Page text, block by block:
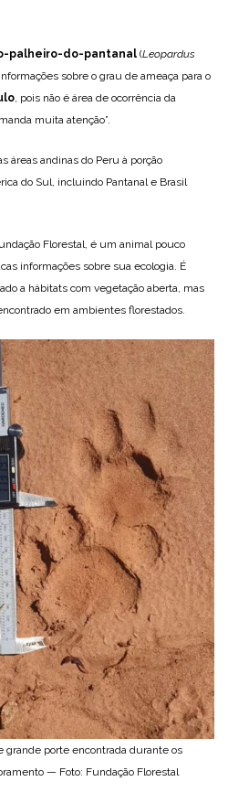
palheiro-do-pantanal (Leopardus
sobre o grau de ameaça para o
, pois não é área de ocorrência da
muita atenção”.
áreas andinas do Peru à porção
do Sul, incluindo Pantanal e Brasil
Florestal, é um animal pouco
informações sobre sua ecologia. É
a hábitats com vegetação aberta, mas
em ambientes florestados.
grande porte encontrada durante os
— Foto: Fundação Florestal